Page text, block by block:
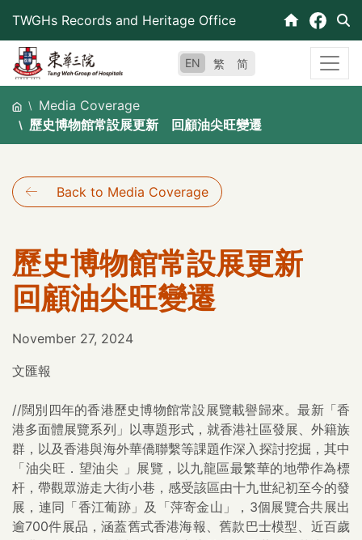
content
TWGHs Records and Heritage Office
EN 繁 简
Media Coverage
歷史博物館常設展更新 回顧油尖旺變遷
Back to Media Coverage
歷史博物館常設展更新
回顧油尖旺變遷
November 27, 2024
文匯報
//闊別四年的香港歷史博物館常設展覽載譽歸來。最新「香
港多面體展覽系列」以專題形式，就香港社區發展、外籍族
群，以及香港與海外華僑聯繫等課題作深入探討挖掘，其中
「油尖旺．望油尖 」展覽，以九龍區最繁華的地帶作為標
杆，帶觀眾游走大街小巷，感受該區由十九世紀初至今的發
展，連同「香江葡跡」及「萍寄金山」，3個展覽合共展出
逾700件展品，涵蓋舊式香港海報、舊款巴士模型、近百歲